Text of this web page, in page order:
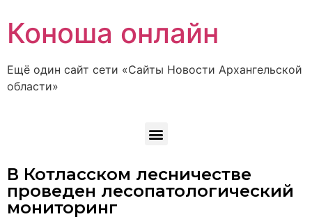
Коноша онлайн
Ещё один сайт сети «Сайты Новости Архангельской
области»
В Котласском лесничестве
проведен лесопатологический
мониторинг